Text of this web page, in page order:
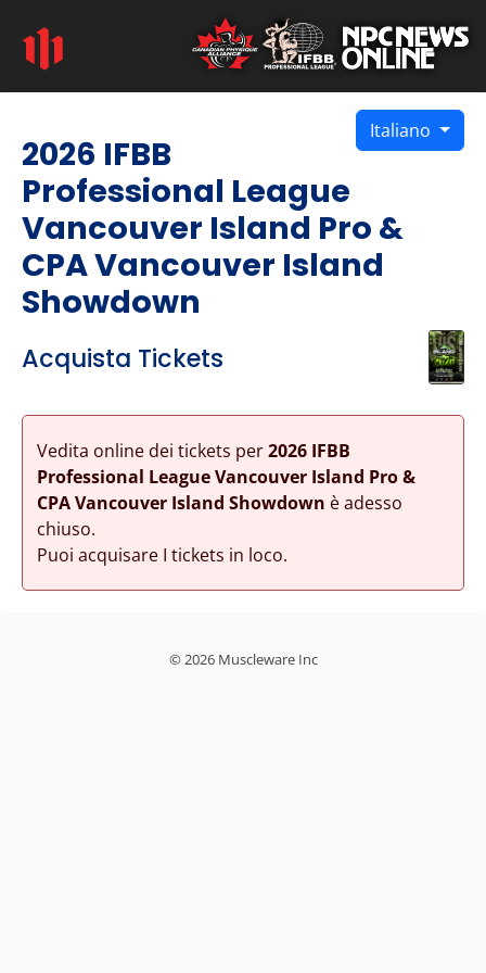
Italiano
2026 IFBB
Professional League
Vancouver Island Pro &
CPA Vancouver Island
Showdown
Acquista Tickets
Vedita online dei tickets per2026 IFBB
Professional League Vancouver Island Pro &
CPA Vancouver Island Showdown è adesso
chiuso.
Puoi acquisare I tickets in loco.
© 2026 Muscleware Inc